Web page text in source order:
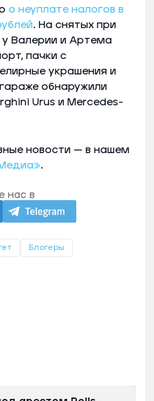
о неуплате налогов в
. На снятых при
у Валерии и Артема
пачки с
украшения и
обнаружили
Urus и Mercedes-
новости — в нашем
.
нас в
Блогеры